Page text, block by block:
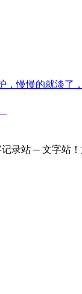
慢慢的就淡
录站 ─ 文字站！